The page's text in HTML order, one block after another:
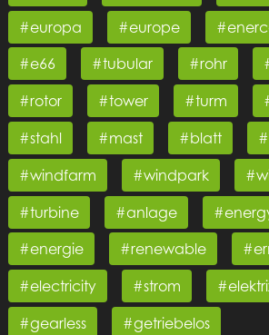
#europa #europe
#e66 #tubular #rohr
#rotor #tower #turm
#stahl #mast #blatt
#windfarm #windpark
#turbine #anlage
#energie #renewable
#electricity #strom
#gearless #getriebelos